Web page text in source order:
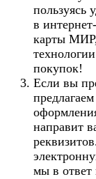
пользуясь
в
карты
покупок!
Если вы
направит
мы в ответ